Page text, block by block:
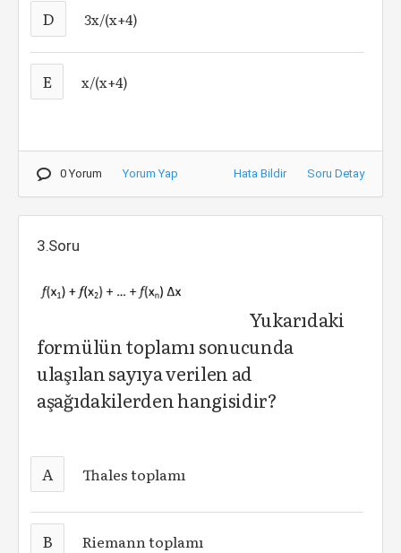
D 3x/(x+4)
E x/(x+4)
0 Yorum Yorum Yap Hata Bildir Soru Detay
3.Soru
Yukarıdaki
formülün toplamı sonucunda
ulaşılan sayıya verilen ad
aşağıdakilerden hangisidir?
A Thales toplamı
B Riemann toplamı